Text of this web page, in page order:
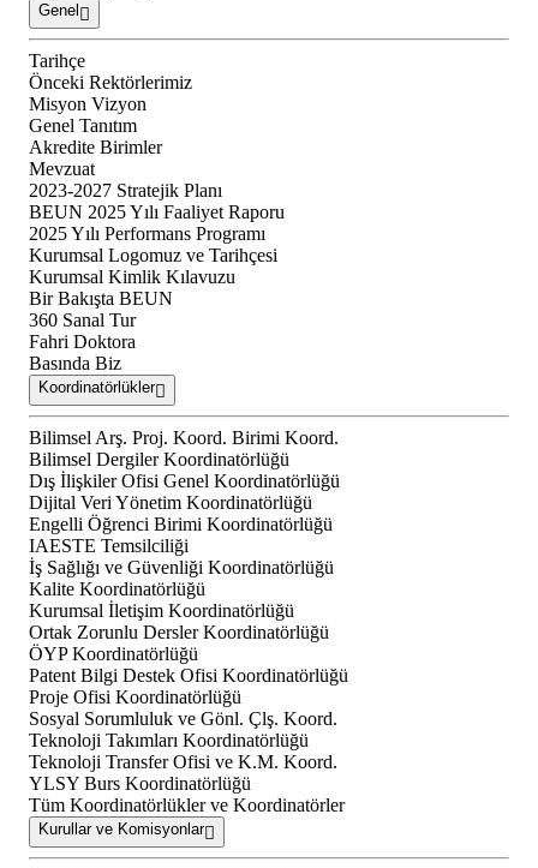
Genel
Tarihçe
Önceki Rektörlerimiz
Misyon Vizyon
Genel Tanıtım
Akredite Birimler
Mevzuat
2023-2027 Stratejik Planı
BEUN 2025 Yılı Faaliyet Raporu
2025 Yılı Performans Programı
Kurumsal Logomuz ve Tarihçesi
Kurumsal Kimlik Kılavuzu
Bir Bakışta BEUN
360 Sanal Tur
Fahri Doktora
Basında Biz
Koordinatörlükler
Bilimsel Arş. Proj. Koord. Birimi Koord.
Bilimsel Dergiler Koordinatörlüğü
Dış İlişkiler Ofisi Genel Koordinatörlüğü
Dijital Veri Yönetim Koordinatörlüğü
Engelli Öğrenci Birimi Koordinatörlüğü
IAESTE Temsilciliği
İş Sağlığı ve Güvenliği Koordinatörlüğü
Kalite Koordinatörlüğü
Kurumsal İletişim Koordinatörlüğü
Ortak Zorunlu Dersler Koordinatörlüğü
ÖYP Koordinatörlüğü
Patent Bilgi Destek Ofisi Koordinatörlüğü
Proje Ofisi Koordinatörlüğü
Sosyal Sorumluluk ve Gönl. Çlş. Koord.
Teknoloji Takımları Koordinatörlüğü
Teknoloji Transfer Ofisi ve K.M. Koord.
YLSY Burs Koordinatörlüğü
Tüm Koordinatörlükler ve Koordinatörler
Kurullar ve Komisyonlar